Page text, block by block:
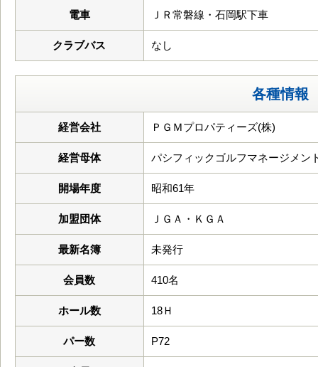
電車 ＪＲ常磐線・石岡駅下車
クラブバス なし
各種情報
経営会社 ＰＧＭプロパティーズ(株)
経営母体 パシフィックゴルフマネージメン
開場年度 昭和61年
加盟団体 ＪＧＡ・ＫＧＡ
最新名簿 未発行
会員数 410名
ホール数 18Ｈ
パー数 P72